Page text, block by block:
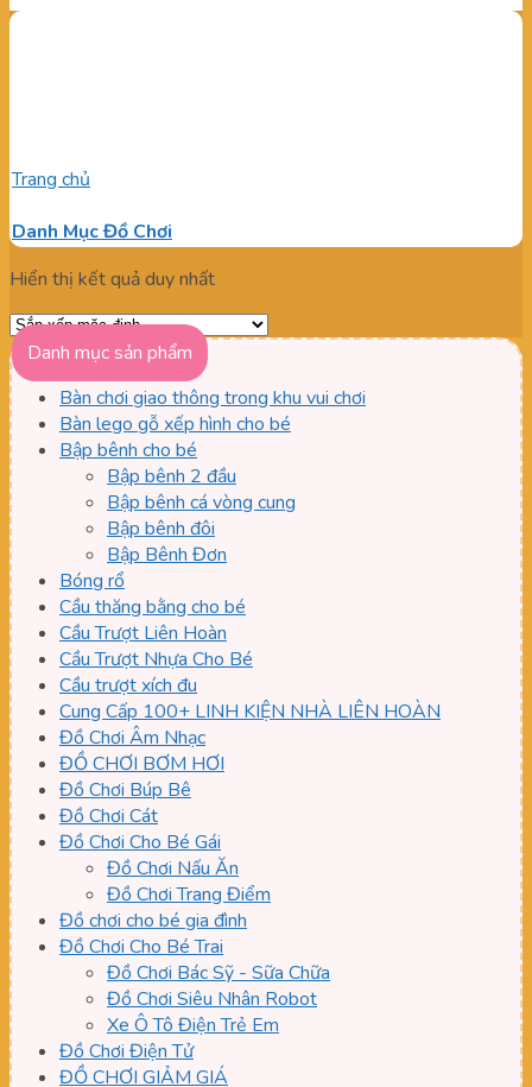
Trang chủ
Danh Mục Đồ Chơi
Hiển thị kết quả duy nhất
Danh mục sản phẩm
Bàn chơi giao thông trong khu vui chơi
Bàn lego gỗ xếp hình cho bé
Bập bênh cho bé
Bập bênh 2 đầu
Bập bênh cá vòng cung
Bập bênh đôi
Bập Bênh Đơn
Bóng rổ
Cầu thăng bằng cho bé
Cầu Trượt Liên Hoàn
Cầu Trượt Nhựa Cho Bé
Cầu trượt xích đu
Cung Cấp 100+ LINH KIỆN NHÀ LIÊN HOÀN
Đồ Chơi Âm Nhạc
ĐỒ CHƠI BƠM HƠI
Đồ Chơi Búp Bê
Đồ Chơi Cát
Đồ Chơi Cho Bé Gái
Đồ Chơi Nấu Ăn
Đồ Chơi Trang Điểm
Đồ chơi cho bé gia đình
Đồ Chơi Cho Bé Trai
Đồ Chơi Bác Sỹ - Sữa Chữa
Đồ Chơi Siêu Nhân Robot
Xe Ô Tô Điện Trẻ Em
Đồ Chơi Điện Tử
ĐỒ CHƠI GIẢM GIÁ